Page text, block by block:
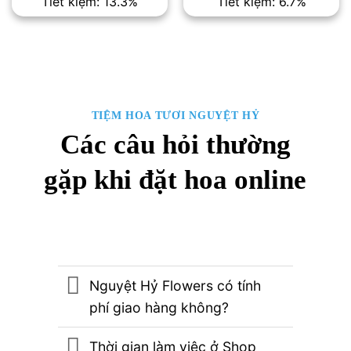
là:
1,500,000₫.
tại
là:
là:
1,500,000₫.
tại
là:
TIỆM HOA TƯƠI NGUYỆT HỶ
Các câu hỏi thường
gặp khi đặt hoa online
Nguyệt Hỷ Flowers có tính
phí giao hàng không?
Thời gian làm việc ở Shop